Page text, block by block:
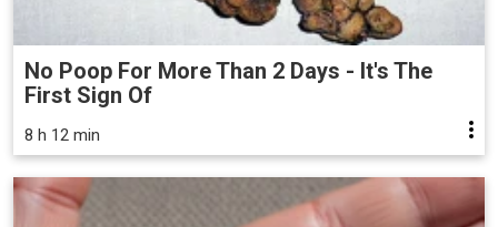
No Poop For More Than 2 Days - It's The
First Sign Of
8 h 12 min